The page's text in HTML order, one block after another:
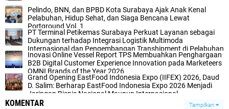
Pelindo, BNN, dan BPBD Kota Surabaya Ajak Anak Kenal
Pelabuhan, Hidup Sehat, dan Siaga Bencana Lewat
Portground Vol. 1
PT Terminal Petikemas Surabaya Perkuat Layanan sebagai
Dukungan terhadap Integrasi Logistik Multimoda
Internasional dan Pengembangan Transhipment di Pelabuhan
Tanjung Perak
Inovasi Online Vessel Report TPS Membuahkan Penghargaan
B2B Digital Customer Experience Innovation pada Marketeers
OMNI Brands of the Year 2026
Grand Opening EastFood Indonesia Expo (IIFEX) 2026, Daud
D. Salim: Berharap EastFood Indonesia Expo 2026 Menjadi
Jaringan Bisnis Nasional Maupun Internasional
KOMENTAR Tampilkan